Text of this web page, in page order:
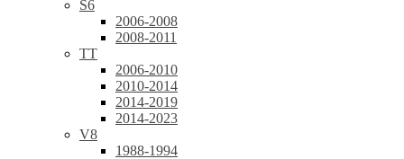
S6
2006-2008
2008-2011
TT
2006-2010
2010-2014
2014-2019
2014-2023
V8
1988-1994